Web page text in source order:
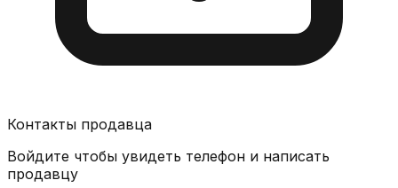
Контакты продавца
Войдите чтобы увидеть телефон и написать
продавцу